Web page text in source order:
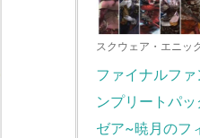
スクウェア・エニッ
ファイナルフ
ンプリートパ
ゼア~暁月のフ